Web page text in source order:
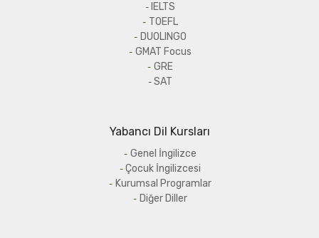
IELTS
TOEFL
DUOLINGO
GMAT Focus
GRE
SAT
Yabancı Dil Kursları
Genel İngilizce
Çocuk İngilizcesi
Kurumsal Programlar
Diğer Diller